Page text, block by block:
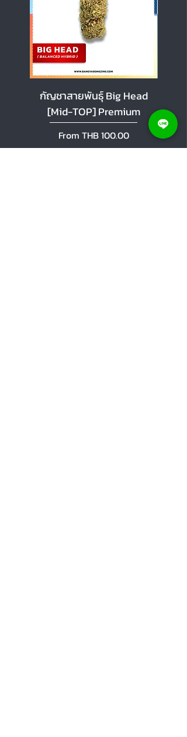
กัญชาสายพันธุ์ Big Head
[Mid-TOP] Premium
From THB 100.00
Sale Price